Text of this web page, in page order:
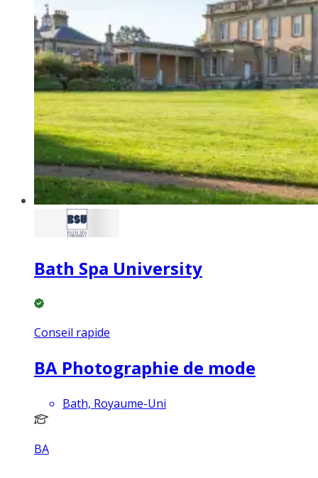
Bath Spa University
Conseil rapide
BA Photographie de mode
Bath, Royaume-Uni
BA